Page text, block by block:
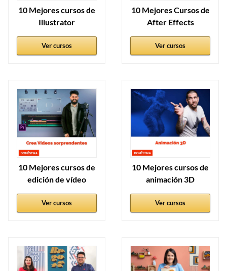
10 Mejores cursos de
Illustrator
Ver cursos
10 Mejores Cursos de
After Effects
Ver cursos
10 Mejores cursos de
edición de vídeo
Ver cursos
10 Mejores cursos de
animación 3D
Ver cursos